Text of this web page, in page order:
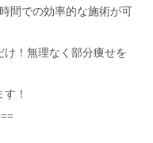
間での効率的な施術が可
！無理なく部分痩せを
！